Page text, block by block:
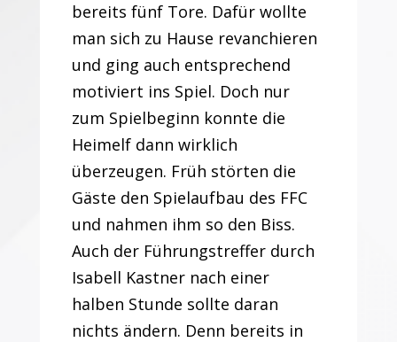
bereits fünf Tore. Dafür wollte
man sich zu Hause revanchieren
und ging auch entsprechend
motiviert ins Spiel. Doch nur
zum Spielbeginn konnte die
Heimelf dann wirklich
überzeugen. Früh störten die
Gäste den Spielaufbau des FFC
und nahmen ihm so den Biss.
Auch der Führungstreffer durch
Isabell Kastner nach einer
halben Stunde sollte daran
nichts ändern. Denn bereits in